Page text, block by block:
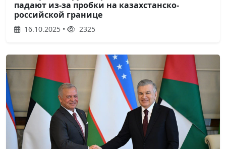
падают из-за пробки на казахстанско-
российской границе
16.10.2025 • 2325